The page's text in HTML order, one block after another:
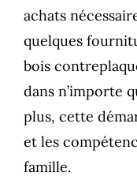
achats
quelques
bois
dans n’importe
plus, cette
et les
famille.